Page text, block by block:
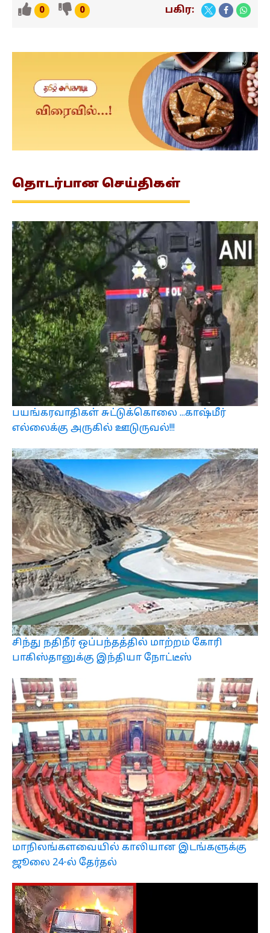
0 0 பகிர:
தொடர்பான செய்திகள்
பயங்கரவாதிகள் சுட்டுக்கொலை ...காஷ்மீர்
எல்லைக்கு அருகில் ஊடுருவல்!!!
சிந்து நதிநீர் ஒப்பந்தத்தில் மாற்றம் கோரி
பாகிஸ்தானுக்கு இந்தியா நோட்டீஸ்
மாநிலங்களவையில் காலியான இடங்களுக்கு
ஜூலை 24-ல் தேர்தல்